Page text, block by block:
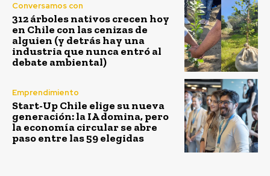
Conversamos con
312 árboles nativos crecen hoy
en Chile con las cenizas de
alguien (y detrás hay una
industria que nunca entró al
debate ambiental)
Emprendimiento
Start-Up Chile elige su nueva
generación: la IA domina, pero
la economía circular se abre
paso entre las 59 elegidas